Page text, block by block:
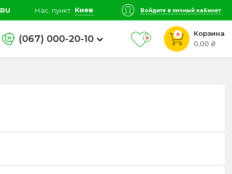
RU Нас. пункт Киев Войдите в личный кабинет
(067) 000-20-10 0
0
Корзина
0,00 ₴